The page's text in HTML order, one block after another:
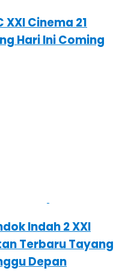
Cinema 21
Hari Ini Coming
Indah 2 XXI
Terbaru Tayang
Depan